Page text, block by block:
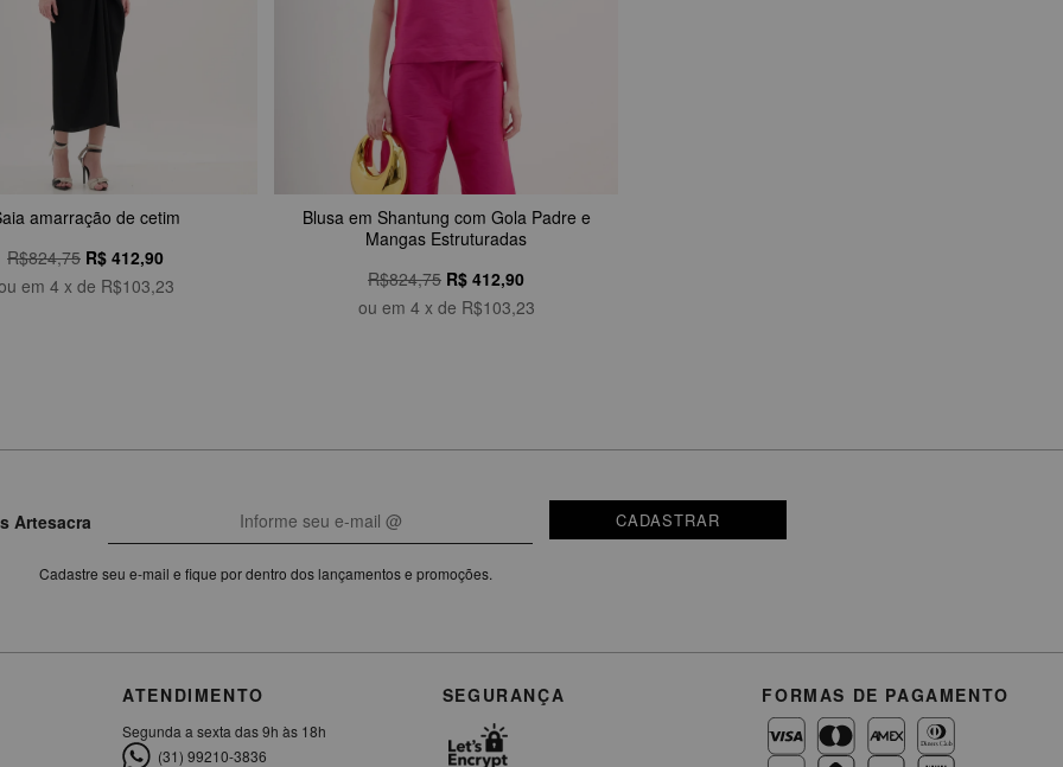
amarração de cetim
R$824,75 R$ 412,90
em 4 x de R$103,23
Blusa em Shantung com Gola Padre e
Mangas Estruturadas
R$824,75 R$ 412,90
ou em 4 x de R$103,23
Artesacra CADASTRAR
Cadastre seu e-mail e fique por dentro dos lançamentos e promoções.
ATENDIMENTO
Segunda a sexta das 9h às 18h
(31) 99210-3836
SEGURANÇA FORMAS DE PAGAMENTO